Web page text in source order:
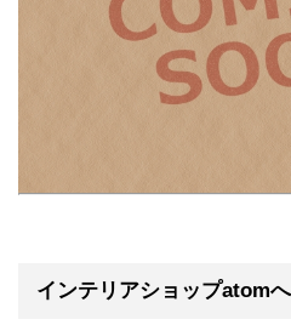
インテリアショップatom